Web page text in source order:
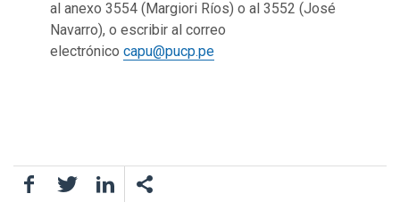
al anexo 3554 (Margiori Ríos) o al 3552 (José
Navarro), o escribir al correo
electrónico capu@pucp.pe
FacebookTwitter LinkedIn